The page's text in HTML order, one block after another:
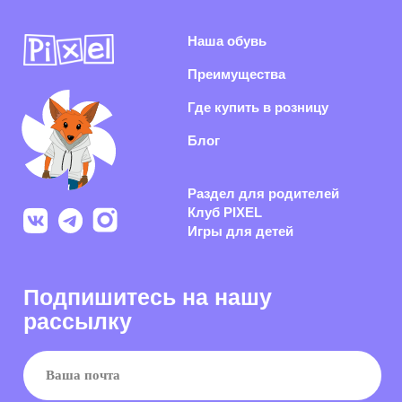
Раскрываем секреты производства, показываем концепты
обуви из нового сезона и каждый день делаем рынок
российской обуви качественнее
Я согласен(-на) сполитикой конфиденциальности и даю согласие на
получение информационной и рекламной рассылки